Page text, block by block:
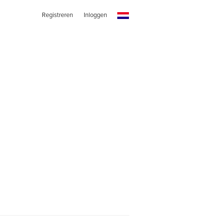
Registreren Inloggen